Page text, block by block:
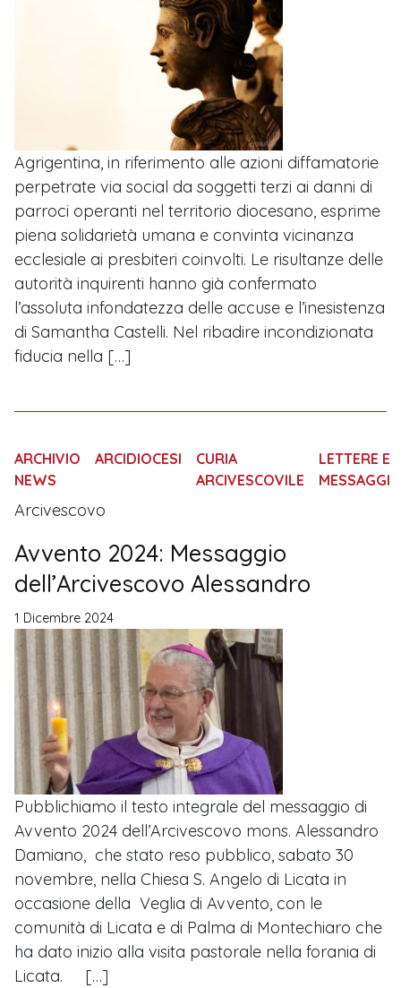
Agrigentina, in riferimento alle azioni diffamatorie
perpetrate via social da soggetti terzi ai danni di
parroci operanti nel territorio diocesano, esprime
piena solidarietà umana e convinta vicinanza
ecclesiale ai presbiteri coinvolti. Le risultanze delle
autorità inquirenti hanno già confermato
l’assoluta infondatezza delle accuse e l’inesistenza
di Samantha Castelli. Nel ribadire incondizionata
fiducia nella […]
ARCHIVIO
NEWS
ARCIDIOCESI
CURIA
ARCIVESCOVILE
LETTERE E
MESSAGGI
Arcivescovo
Avvento 2024: Messaggio
dell’Arcivescovo Alessandro
1 Dicembre 2024
Pubblichiamo il testo integrale del messaggio di
Avvento 2024 dell’Arcivescovo mons. Alessandro
Damiano, che stato reso pubblico, sabato 30
novembre, nella Chiesa S. Angelo di Licata in
occasione della Veglia di Avvento, con le
comunità di Licata e di Palma di Montechiaro che
ha dato inizio alla visita pastorale nella forania di
Licata. […]